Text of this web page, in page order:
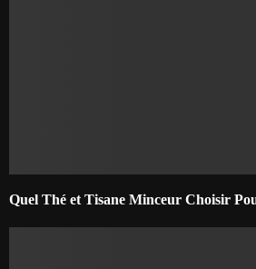
Quel Thé et Tisane Minceur Choisir